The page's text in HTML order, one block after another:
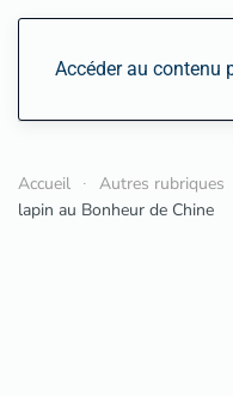
Accéder au contenu
Accueil Autres rubriques
lapin au Bonheur de Chine